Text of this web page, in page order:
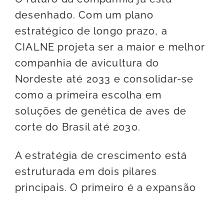
desenhado. Com um plano
estratégico de longo prazo, a
CIALNE projeta ser a maior e melhor
companhia de avicultura do
Nordeste até 2033 e consolidar-se
como a primeira escolha em
soluções de genética de aves de
corte do Brasil até 2030.
A estratégia de crescimento está
estruturada em dois pilares
principais. O primeiro é a expansão